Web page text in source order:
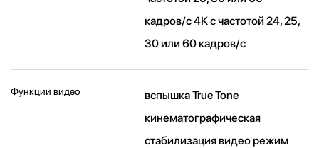
кадров/ с 4K с частотой 24, 25,
30 или 60 кадров/ с
Функции видео
вспышка True Tone
кинематографическая
стабилизация видео режим